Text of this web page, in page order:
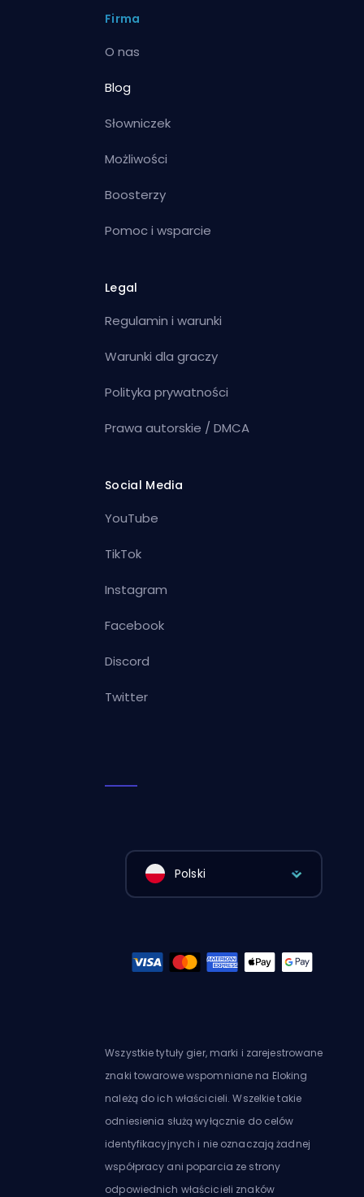
Firma
O nas
Blog
Słowniczek
Możliwości
Boosterzy
Pomoc i wsparcie
Legal
Regulamin i warunki
Warunki dla graczy
Polityka prywatności
Prawa autorskie / DMCA
Social Media
YouTube
TikTok
Instagram
Facebook
Discord
Twitter
Polski
Wszystkie tytuły gier, marki i zarejestrowane
znaki towarowe wspomniane na Eloking
należą do ich właścicieli. Wszelkie takie
odniesienia służą wyłącznie do celów
identyfikacyjnych i nie oznaczają żadnej
współpracy ani poparcia ze strony
odpowiednich właścicieli znaków